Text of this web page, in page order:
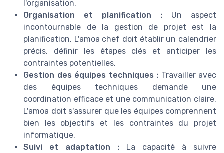
l'organisation.
Organisation et planification : Un aspect
incontournable de la gestion de projet est la
planification. L'amoa chef doit établir un calendrier
précis, définir les étapes clés et anticiper les
contraintes potentielles.
Gestion des équipes techniques : Travailler avec
des équipes techniques demande une
coordination efficace et une communication claire.
L'amoa doit s'assurer que les équipes comprennent
bien les objectifs et les contraintes du projet
informatique.
Suivi et adaptation : La capacité à suivre